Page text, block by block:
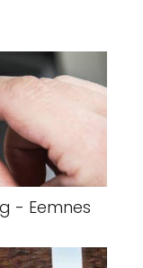
- Eemnes